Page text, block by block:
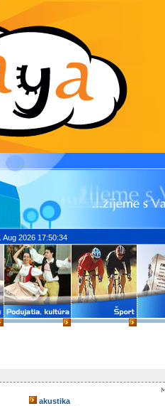
Aug 2026 17:50:34
akustika